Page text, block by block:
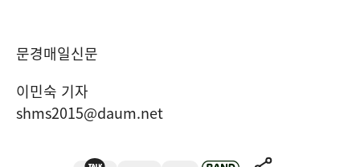
문경매일신문
이민숙 기자
shms2015@daum.net